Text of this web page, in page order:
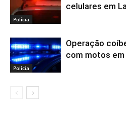
Polícia
celulares em
Polícia
Operação
com motos